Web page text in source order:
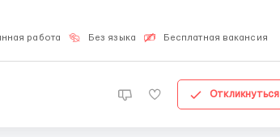
работа Без языка Бесплатная вакансия
Откликнуться